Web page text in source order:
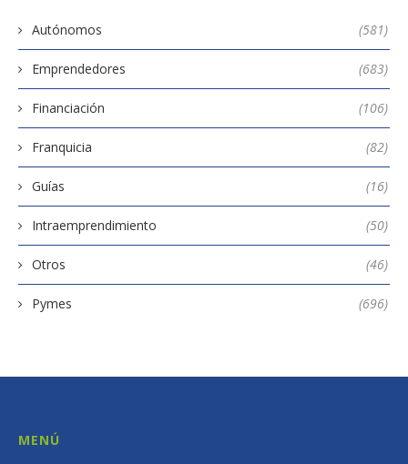
Autónomos (581)
Emprendedores (683)
Financiación (106)
Franquicia (82)
Guías (16)
Intraemprendimiento (50)
Otros (46)
Pymes (696)
MENÚ